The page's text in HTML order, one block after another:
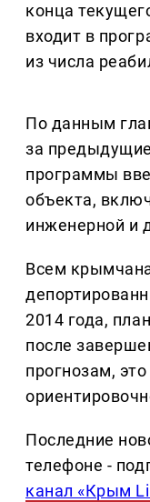
конца
входит в
из числа
По данным
за
программы
объекта,
инженерной и
Всем
2014 года,
после
прогнозам,
Последние
телефоне -
канал «Крым